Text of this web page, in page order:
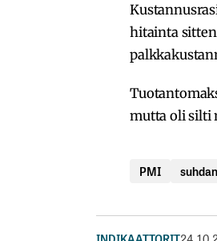
hitainta
mutta oli silti
PMI